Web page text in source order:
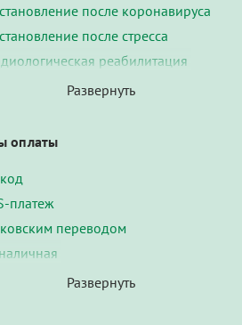
после коронавируса
после стресса
реабилитация
оплаты
платеж
переводом